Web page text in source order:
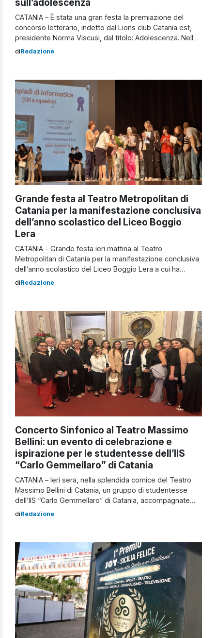
CATANIA – È stata una gran festa la premiazione del
concorso letterario, indetto dal Lions club Catania est,
presidente Norma Viscusi, dal titolo: Adolescenza. Nella
terra di mezzo tra il non più e il non ancora, io gli altri e il
diRedazione
Grande festa al Teatro Metropolitan di
Catania per la manifestazione conclusiva
dell’anno scolastico del Liceo Boggio
Lera
CATANIA – Grande festa ieri mattina al Teatro
Metropolitan di Catania per la manifestazione conclusiva
dell’anno scolastico del Liceo Boggio Lera a cui ha
partecipato tutto l’Istituto. Sul palco i protagonisti del
costituisce la conclusione di un progetto dal titolo
“L’Antigone, […]
diRedazione
Concerto Sinfonico al Teatro Massimo
Bellini: un evento di celebrazione e
ispirazione per le studentesse dell’IIS
“Carlo Gemmellaro” di Catania
CATANIA – Ieri sera, nella splendida cornice del Teatro
Massimo Bellini di Catania, un gruppo di studentesse
dell’IIS “Carlo Gemmellaro” di Catania, accompagnate
dalla Dirigente Scolastica prof.ssa Fiorella Baldo e dai
dell’Orchestra Sinfonica del Teatro Massimo Bellini.
L’evento, diretto dal Maestro Fabrizio […]
diRedazione